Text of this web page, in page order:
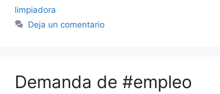
limpiadora
Deja un comentario
Demanda de #empleo